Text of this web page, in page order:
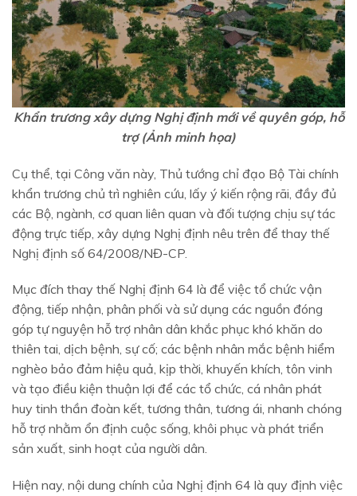
Khẩn trương xây dựng Nghị định mới về quyên góp, hỗ
trợ (Ảnh minh họa)
Cụ thể, tại Công văn này, Thủ tướng chỉ đạo Bộ Tài chính
khẩn trương chủ trì nghiên cứu, lấy ý kiến rộng rãi, đầy đủ
các Bộ, ngành, cơ quan liên quan và đối tượng chịu sự tác
động trực tiếp, xây dựng Nghị định nêu trên để thay thế
Nghị định số 64/2008/NĐ-CP.
Mục đích thay thế Nghị định 64 là để việc tổ chức vận
động, tiếp nhận, phân phối và sử dụng các nguồn đóng
góp tự nguyện hỗ trợ nhân dân khắc phục khó khăn do
thiên tai, dịch bệnh, sự cố; các bệnh nhân mắc bệnh hiểm
nghèo bảo đảm hiệu quả, kịp thời, khuyến khích, tôn vinh
và tạo điều kiện thuận lợi để các tổ chức, cá nhân phát
huy tinh thần đoàn kết, tương thân, tương ái, nhanh chóng
hỗ trợ nhằm ổn định cuộc sống, khôi phục và phát triển
sản xuất, sinh hoạt của người dân.
Hiện nay, nội dung chính của Nghị định 64 là quy định việc